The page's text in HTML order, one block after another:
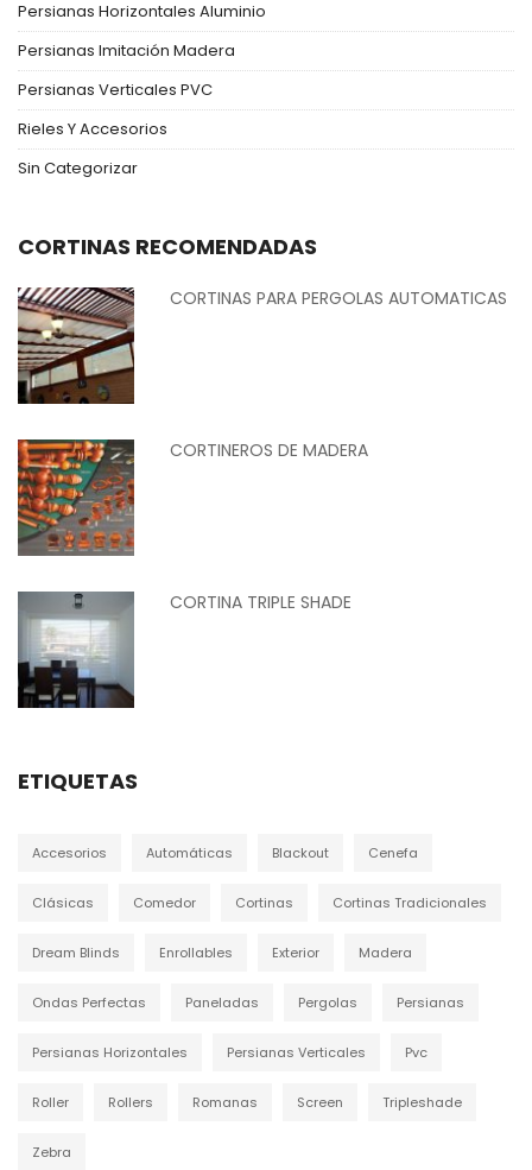
Persianas Horizontales Aluminio
Persianas Imitación Madera
Persianas Verticales PVC
Rieles Y Accesorios
Sin Categorizar
CORTINAS RECOMENDADAS
CORTINAS PARA PERGOLAS AUTOMATICAS
CORTINEROS DE MADERA
CORTINA TRIPLE SHADE
ETIQUETAS
Accesorios Automáticas Blackout Cenefa
Clásicas Comedor Cortinas Cortinas Tradicionales
Dream Blinds Enrollables Exterior Madera
Ondas Perfectas Paneladas Pergolas Persianas
Persianas Horizontales Persianas Verticales Pvc
Roller Rollers Romanas Screen Tripleshade
Zebra